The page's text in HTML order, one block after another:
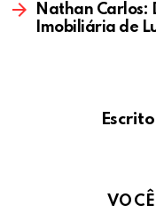
Nathan Carlos:
Imobiliária de